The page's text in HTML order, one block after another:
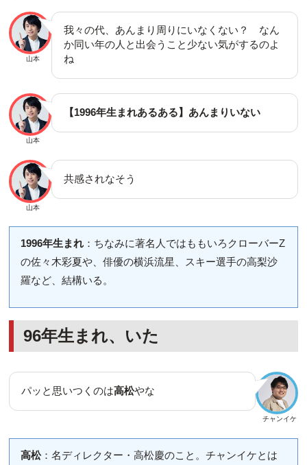
山本
我々の代、あんまり周りにいなくない？ なん
か同い年の人と出会うこと少ない気がするのよ
ね
山本
【1996年生まれあるある】あんまりいない
山本
共感されなそう
1996年生まれ：ちなみに著名人ではももいろクローバーZ
の佐々木彩夏や、俳優の横浜流星、スキー選手の高梨沙
羅など、結構いる。
96年生まれ、いた
チャンイケ
パッと思いつくのは高松やな
高松：名ディレクター・高松慶のこと。チャンイケとは